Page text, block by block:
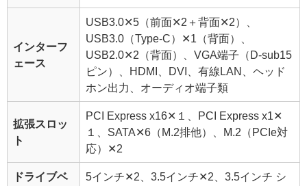
インターフ
ェース
USB3.0✕5（前面✕2＋背面✕2）、
USB3.0（Type-C）✕1（背面）、
USB2.0✕2（背面）、VGA端子（D-sub15
ピン）、HDMI、DVI、有線LAN、ヘッド
ホン出力、オーディオ端子類
拡張スロッ
ト
PCI Express x16✕１、PCI Express x1✕
１、SATA✕6（M.2排他）、M.2（PCIe対
応）✕2
ドライブベ
5インチ✕2、3.5インチ✕2、3.5インチ シ